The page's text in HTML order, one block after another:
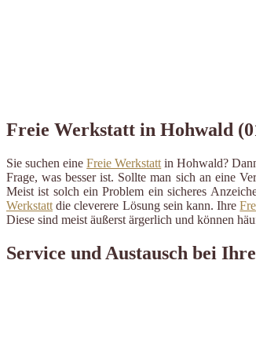
Freie Werkstatt in Hohwald
Sie suchen eineFreie Werkstatt in Hohwald?
Frage, was besser ist. Sollte man sich an eine
Meist ist solch ein Problem ein sicheres
Werkstatt die cleverere Lösung sein kann. Ihre
Diese sind meist äußerst ärgerlich und können
Service und Austausch bei